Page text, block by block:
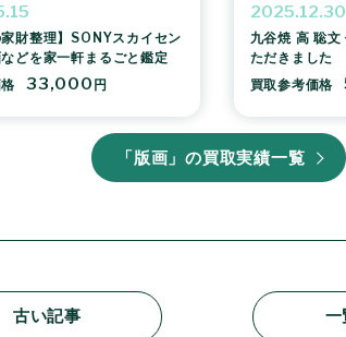
家財整理】SONYスカイセン
どを家一軒まるごと鑑定
33,000 円
2025.12.30
九谷焼 高 聡
ただきました
買取参考価格
「版画」の買取実績一覧
古い記事 一